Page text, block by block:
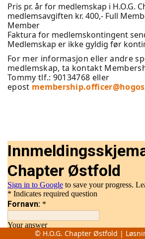
Pris pr. år for medlemskap i H.O.G.
medlemsavgiften kr. 400,- Full
Member
Faktura for medlemskontingent
Medlemskap er ikke gyldig før
For mer informasjon eller andre
medlemskap, ta kontakt
Tommy tlf.: 90134768 eller
epost
© H.O.G. Chapter Østfold |